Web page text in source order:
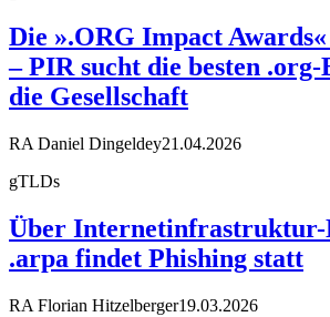
Die ».ORG Impact
– PIR sucht die besten
die Gesellschaft
RA Daniel Dingeldey21.04.2026
gTLDs
Über Internetinfrastruktur-
.arpa findet Phishing statt
RA Florian Hitzelberger19.03.2026